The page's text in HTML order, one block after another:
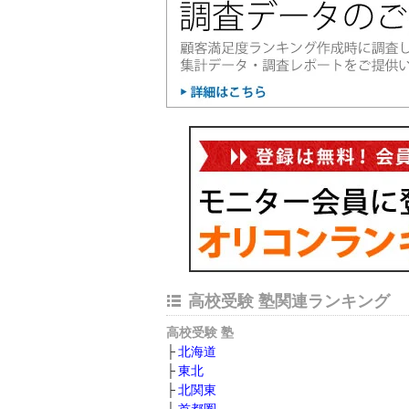
高校受験 塾関連ランキング
高校受験 塾
北海道
東北
北関東